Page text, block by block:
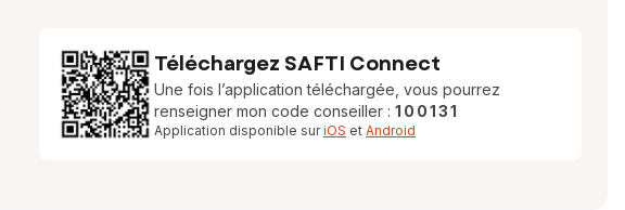
Téléchargez SAFTI Connect
Une fois l’application téléchargée, vous pourrez
renseigner mon code conseiller : 100131
Application disponible suriOS et Android